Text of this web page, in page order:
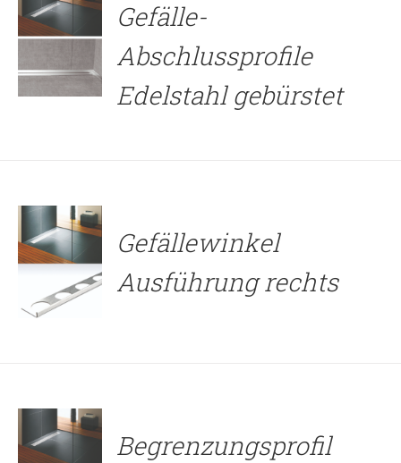
Gefälle-
Abschlussprofile
Edelstahl gebürstet
Gefällewinkel
Ausführung rechts
Begrenzungsprofil